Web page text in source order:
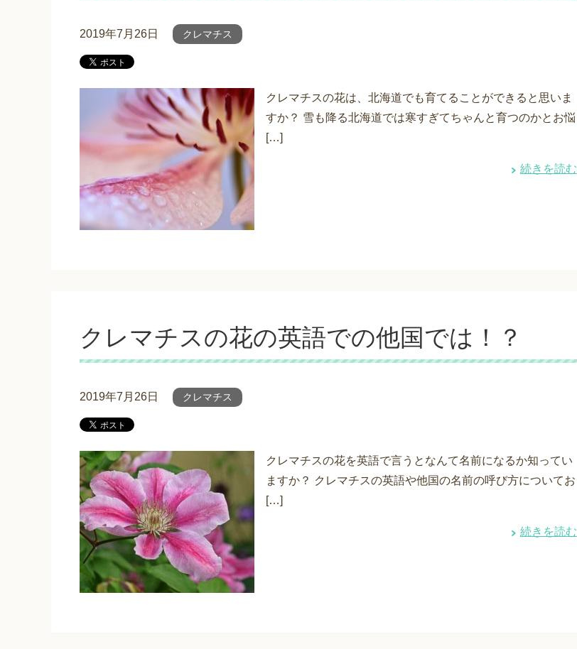
2019年7月26日 クレマチス
クレマチスの花は、北海道でも育てることができると思いま
すか？ 雪も降る北海道では寒すぎてちゃんと育つのかとお悩
[…]
続きを読む
クレマチスの花の英語での他国では！？
2019年7月26日 クレマチス
クレマチスの花を英語で言うとなんて名前になるか知ってい
ますか？ クレマチスの英語や他国の名前の呼び方についてお
[…]
続きを読む